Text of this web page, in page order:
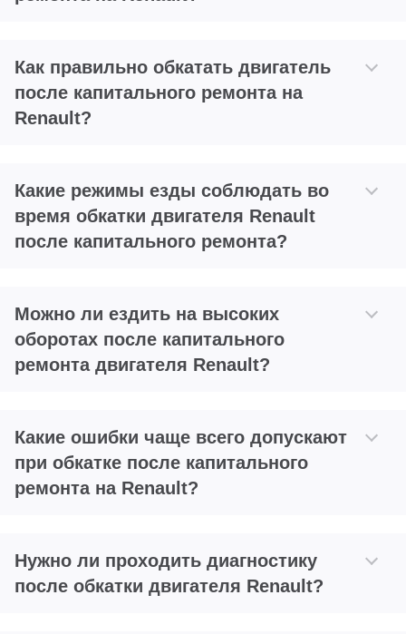
Как правильно обкатать двигатель
после капитального ремонта на
Renault?
Какие режимы езды соблюдать во
время обкатки двигателя Renault
после капитального ремонта?
Можно ли ездить на высоких
оборотах после капитального
ремонта двигателя Renault?
Какие ошибки чаще всего допускают
при обкатке после капитального
ремонта на Renault?
Нужно ли проходить диагностику
после обкатки двигателя Renault?